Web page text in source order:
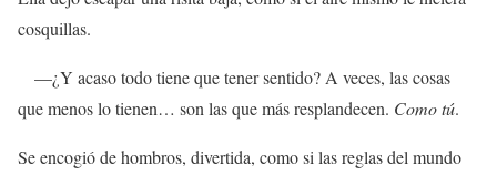
cosquillas.
—¿Y acaso todo tiene que tener sentido? A veces, las cosas
que menos lo tienen… son las que más resplandecen. Como tú.
Se encogió de hombros, divertida, como si las reglas del mundo